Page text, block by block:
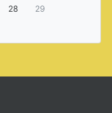
28
29